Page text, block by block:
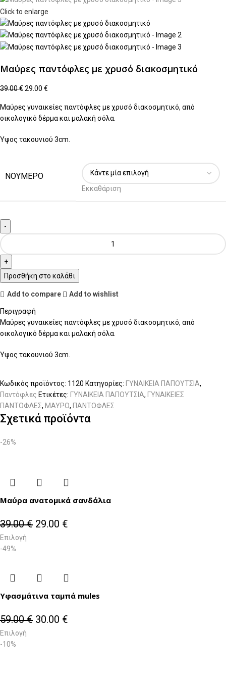
Click to enlarge
Μαύρες παντόφλες με χρυσό διακοσμητικό
39.00€29.00 €
Μαύρες γυναικείες παντόφλες με χρυσό διακοσμητικό, από
οικολογικό δέρμα και μαλακή σόλα.
Ύψος τακουνιού 3cm.
ΝΟΥΜΕΡΟ
Εκκαθάριση
Προσθήκη στο καλάθι
Add to compare Add to wishlist
Περιγραφή
Μαύρες γυναικείες παντόφλες με χρυσό διακοσμητικό, από
οικολογικό δέρμα και μαλακή σόλα.
Ύψος τακουνιού 3cm.
Κωδικός προϊόντος: 1120 Κατηγορίες: ΓΥΝΑΙΚΕΙΑ ΠΑΠΟΥΤΣΙΑ,
Παντόφλες Ετικέτες: ΓΥΝΑΙΚΕΙΑ ΠΑΠΟΥΤΣΙΑ, ΓΥΝΑΙΚΕΙΕΣ
ΠΑΝΤΟΦΛΕΣ, ΜΑΥΡΟ, ΠΑΝΤΟΦΛΕΣ
Σχετικά προϊόντα
-26%
Μαύρα ανατομικά σανδάλια
39.00€ 29.00 €
Επιλογή
-49%
Υφασμάτινα ταμπά mules
59.00€ 30.00 €
Επιλογή
-10%